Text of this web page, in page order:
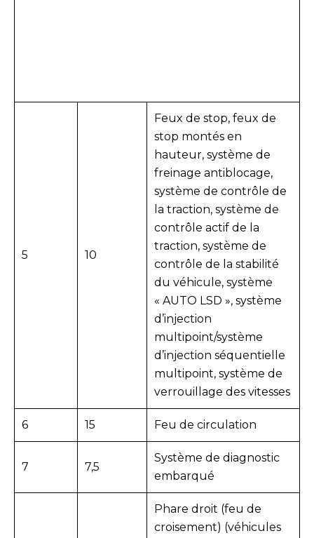
5 10
Feux de stop, feux de
stop montés en
hauteur, système de
freinage antiblocage,
système de contrôle de
la traction, système de
contrôle actif de la
traction, système de
contrôle de la stabilité
du véhicule, système
« AUTO LSD », système
d’injection
multipoint/système
d’injection séquentielle
multipoint, système de
verrouillage des vitesses
6 15 Feu de circulation
7 7,5
Système de diagnostic
embarqué
Phare droit (feu de
croisement) (véhicules